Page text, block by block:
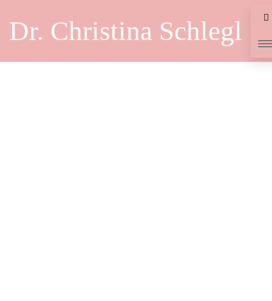
Dr. Christina Schlegl